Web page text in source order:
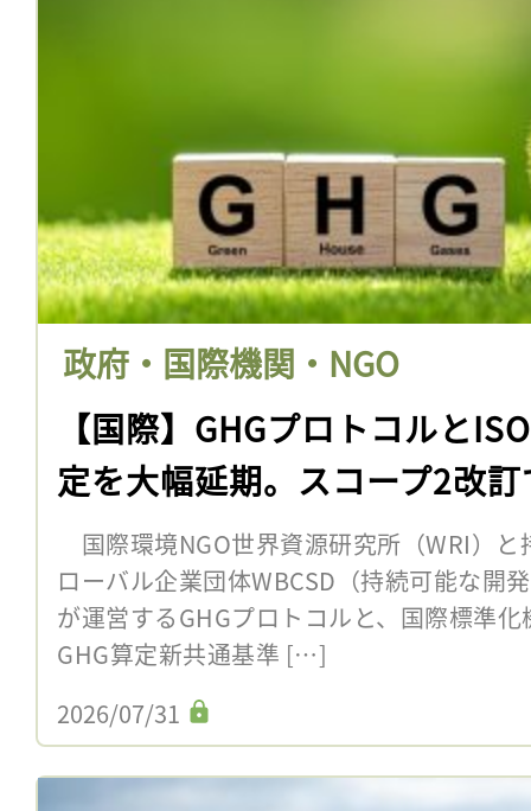
政府・国際機関・NGO
【国際】GHGプロトコルと
定を大幅延期。スコープ2改
国際環境NGO世界資源研究所（WRI）
ローバル企業団体WBCSD（持続可能な開
が運営するGHGプロトコルと、国際標準
GHG算定新共通基準 […]
2026/07/31